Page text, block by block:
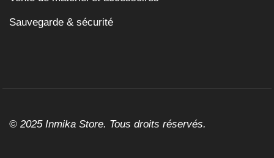
Sauvegarde & sécurité
© 2025 Inmika Store. Tous droits réservés.